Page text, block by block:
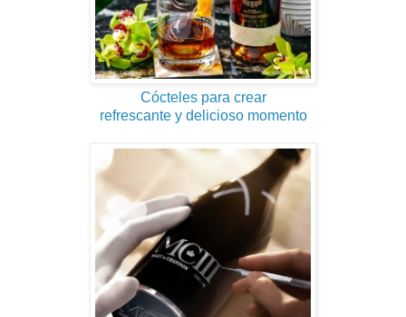
Cócteles para crear
refrescante y delicioso momento